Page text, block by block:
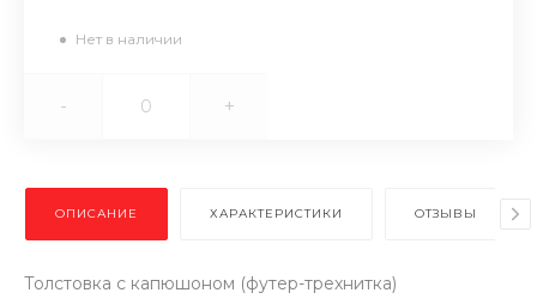
Нет в наличии
- +
ОПИСАНИЕ ХАРАКТЕРИСТИКИ ОТЗЫВЫ
Толстовка с капюшоном (футер-трехнитка)